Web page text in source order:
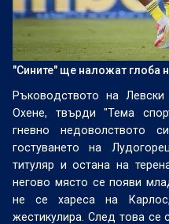
"Сините" ще наложат глоба
Ръководството на
Охене, твърди "Тема
гневно недоволството
гостуването на
титуляр и остана на
негово място се появи
не се хареса на
жестикулира. След това се